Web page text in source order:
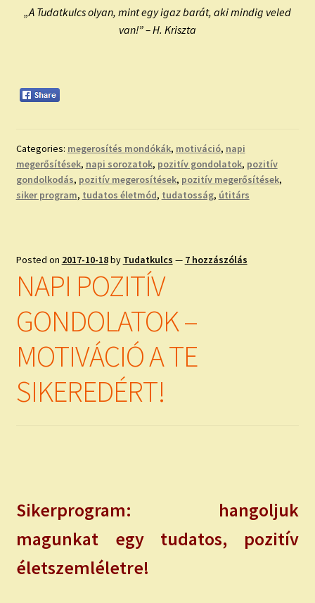
„A Tudatkulcs olyan, mint egy igaz barát, aki mindig veled
van!” – H. Kriszta
Categories: megerosítés mondókák, motiváció, napi
megerősítések, napi sorozatok, pozitív gondolatok, pozitív
gondolkodás, pozitív megerosítések, pozitív megerősítések,
siker program, tudatos életmód, tudatosság, útitárs
Posted on 2017-10-18by Tudatkulcs — 7 hozzászólás
NAPI POZITÍV
GONDOLATOK –
MOTIVÁCIÓ A TE
SIKEREDÉRT!
Sikerprogram: hangoljuk
magunkat egy tudatos, pozitív
életszemléletre!